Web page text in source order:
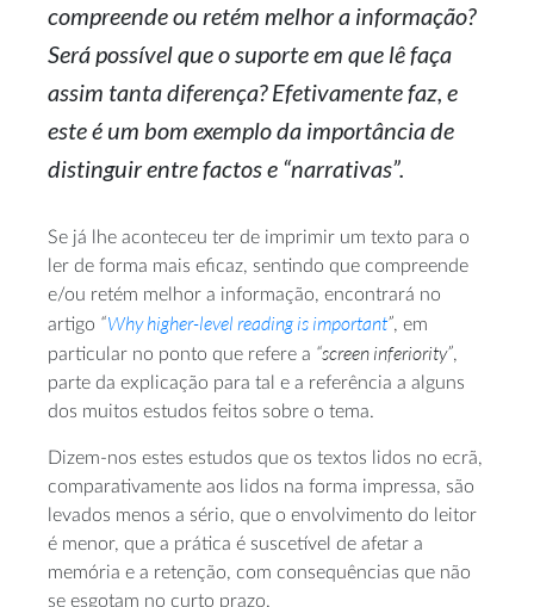
compreende ou retém melhor a informação?
Será possível que o suporte em que lê faça
assim tanta diferença? Efetivamente faz, e
este é um bom exemplo da importância de
distinguir entre factos e “narrativas”.
Se já lhe aconteceu ter de imprimir um texto para o
ler de forma mais eficaz, sentindo que compreende
e/ou retém melhor a informação, encontrará no
artigo “Whyhigher-level reading is important”, em
particular no ponto que refere a “screen inferiority”,
parte da explicação para tal e a referência a alguns
dos muitos estudos feitos sobre o tema.
Dizem-nos estes estudos que os textos lidos no ecrã,
comparativamente aos lidos na forma impressa, são
levados menos a sério, que o envolvimento do leitor
é menor, que a prática é suscetível de afetar a
memória e a retenção, com consequências que não
se esgotam no curto prazo.